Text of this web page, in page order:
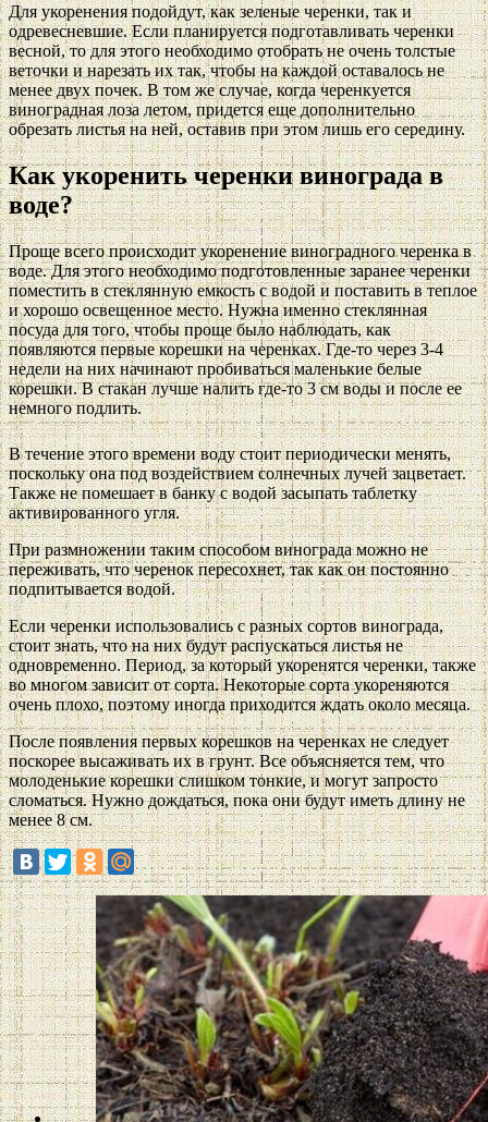
Для укоренения подойдут, как зеленые черенки, так и
одревесневшие. Если планируется подготавливать черенки
весной, то для этого необходимо отобрать не очень толстые
веточки и нарезать их так, чтобы на каждой оставалось не
менее двух почек. В том же случае, когда черенкуется
виноградная лоза летом, придется еще дополнительно
обрезать листья на ней, оставив при этом лишь его середину.
Как укоренить черенки винограда в
воде?
Проще всего происходит укоренение виноградного черенка в
воде. Для этого необходимо подготовленные заранее черенки
поместить в стеклянную емкость с водой и поставить в теплое
и хорошо освещенное место. Нужна именно стеклянная
посуда для того, чтобы проще было наблюдать, как
появляются первые корешки на черенках. Где-то через 3-4
недели на них начинают пробиваться маленькие белые
корешки. В стакан лучше налить где-то 3 см воды и после ее
немного подлить.
В течение этого времени воду стоит периодически менять,
поскольку она под воздействием солнечных лучей зацветает.
Также не помешает в банку с водой засыпать таблетку
активированного угля.
При размножении таким способом винограда можно не
переживать, что черенок пересохнет, так как он постоянно
подпитывается водой.
Если черенки использовались с разных сортов винограда,
стоит знать, что на них будут распускаться листья не
одновременно. Период, за который укоренятся черенки, также
во многом зависит от сорта. Некоторые сорта укореняются
очень плохо, поэтому иногда приходится ждать около месяца.
После появления первых корешков на черенках не следует
поскорее высаживать их в грунт. Все объясняется тем, что
молоденькие корешки слишком тонкие, и могут запросто
сломаться. Нужно дождаться, пока они будут иметь длину не
менее 8 см.